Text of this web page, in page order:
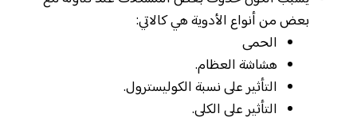
بعض من أنواع الأدوية هي كالاتي:
الحمى
هشاشة العظام.
التأثير على نسبة الكوليسترول.
التأثير على الكلى.